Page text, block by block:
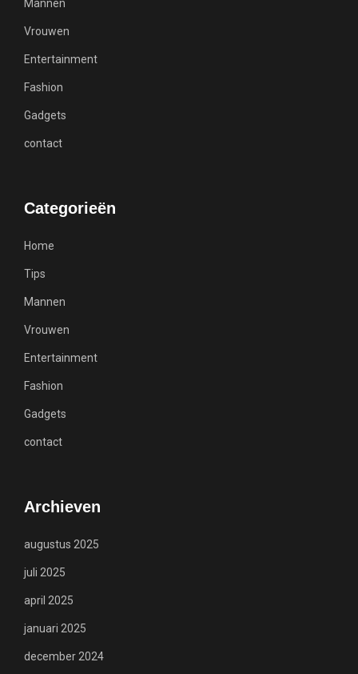
Mannen
Vrouwen
Entertainment
Fashion
Gadgets
contact
Categorieën
Home
Tips
Mannen
Vrouwen
Entertainment
Fashion
Gadgets
contact
Archieven
augustus 2025
juli 2025
april 2025
januari 2025
december 2024